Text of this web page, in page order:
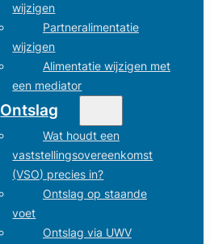
wijzigen
Partneralimentatie
wijzigen
Alimentatie wijzigen met
een mediator
Ontslag
Wat houdt een
vaststellingsovereenkomst
(VSO) precies in?
Ontslag op staande
voet
Ontslag via UWV